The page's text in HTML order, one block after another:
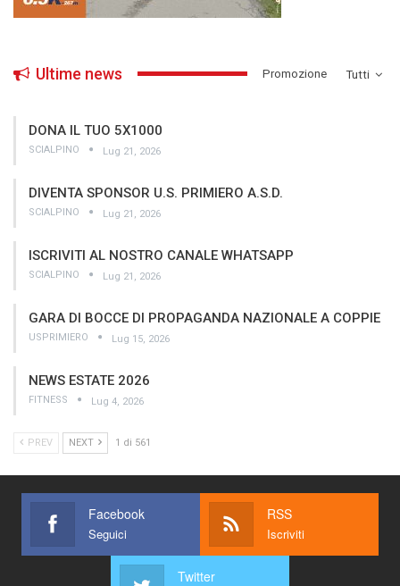
Tutti
Ultime news ­Promozione
DONA IL TUO 5X1000
SCIALPINO Lug 21, 2026
DIVENTA SPONSOR U.S. PRIMIERO A.S.D.
SCIALPINO Lug 21, 2026
ISCRIVITI AL NOSTRO CANALE WHATSAPP
SCIALPINO Lug 21, 2026
GARA DI BOCCE DI PROPAGANDA NAZIONALE A COPPIE
USPRIMIERO Lug 15, 2026
NEWS ESTATE 2026
FITNESS Lug 4, 2026
PREV NEXT 1 di 561
Facebook
Seguici
RSS
Iscriviti
Twitter